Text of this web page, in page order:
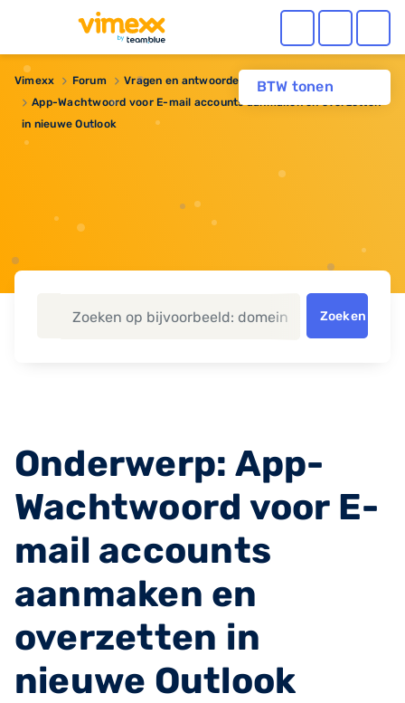
BTW tonen
Vimexx Forum
Vragen en antwoorden
App-Wachtwoord voor E-mail accounts aanmaken en overzetten
in nieuwe Outlook
Zoeken
Onderwerp: App-
Wachtwoord voor E-
mail accounts
aanmaken en
overzetten in
nieuwe Outlook